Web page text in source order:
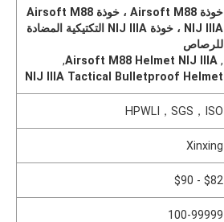
خوذة Airsoft M88 ، خوذة Airsoft M88
NIJ IIIA ، خوذة NIJ IIIA التكتيكية المضادة
للرصاص
,
Airsoft M88 Helmet NIJ IIIA
,
NIJ IIIA Tactical Bulletproof Helmet
HPWLI，SGS，ISO
Xinxing
$82 - $90
100-99999